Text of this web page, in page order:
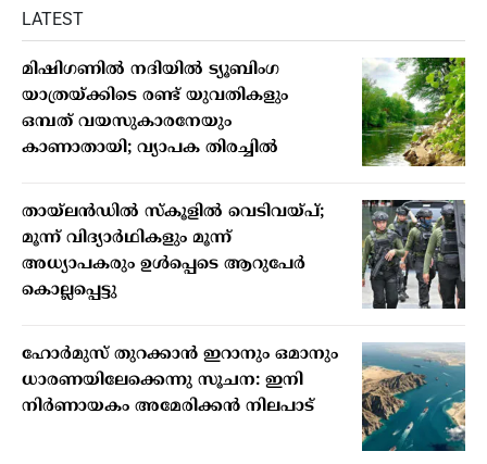
LATEST
മിഷിഗണില്‍ നദിയില്‍ ട്യൂബിംഗ
യാത്രയ്ക്കിടെ രണ്ട് യുവതികളും
ഒമ്പത് വയസുകാരനേയും
കാണാതായി; വ്യാപക തിരച്ചില്‍
തായ്ലന്‍ഡില്‍ സ്‌കൂളില്‍ വെടിവയ്പ്;
മൂന്ന് വിദ്യാര്‍ഥികളും മൂന്ന്
അധ്യാപകരും ഉള്‍പ്പെടെ ആറുപേര്‍
കൊല്ലപ്പെട്ടു
ഹോര്‍മുസ് തുറക്കാന്‍ ഇറാനും ഒമാനും
ധാരണയിലേക്കെന്നു സൂചന: ഇനി
നിര്‍ണായകം അമേരിക്കന്‍ നിലപാട്